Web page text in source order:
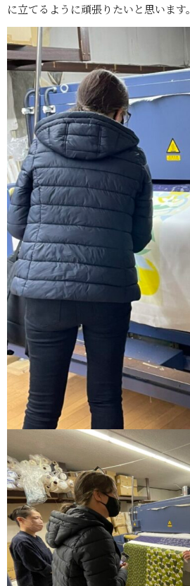
に立てるように頑張りたいと思います。